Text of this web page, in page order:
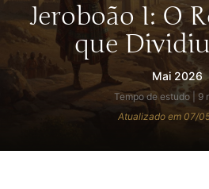
Jeroboão I: O
que
Mai 2026
Tempo de estudo | 9
Atualizado em 07/